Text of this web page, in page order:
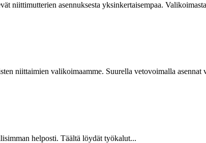
niittimutterien asennuksesta yksinkertaisempaa.
niittaimien valikoimaamme. Suurella vetovoimalla asennat
helposti. Täältä löydät työkalut...